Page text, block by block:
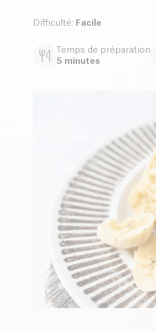
Difficulté: Facile
Temps de préparation
5 minutes